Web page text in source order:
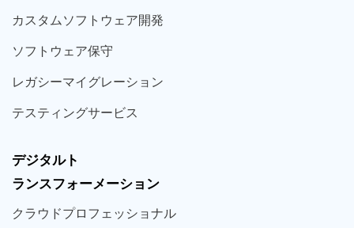
カスタムソフトウェア開発
ソフト ウェア保守
レガシーマイグレーション
テスティングサービス
デジタルト
ランスフォーメーション
クラウドプロフェッショナル